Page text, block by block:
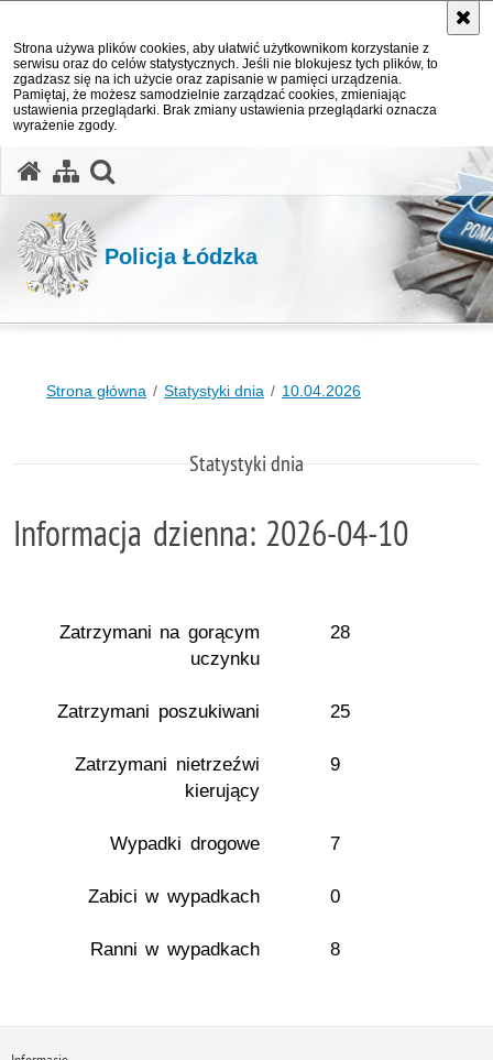
Strona używa plików cookies, aby ułatwić użytkownikom korzystanie z
serwisu oraz do celów statystycznych. Jeśli nie blokujesz tych plików, to
zgadzasz się na ich użycie oraz zapisanie w pamięci urządzenia.
Pamiętaj, że możesz samodzielnie zarządzać cookies, zmieniając
ustawienia przeglądarki. Brak zmiany ustawienia przeglądarki oznacza
wyrażenie zgody.
Policja Łódzka
Strona główna Statystyki dnia 10.04.2026
Statystyki dnia
Informacja dzienna: 2026-04-10
Zatrzymani na gorącym
uczynku
28
Zatrzymani poszukiwani 25
Zatrzymani nietrzeźwi
kierujący
9
Wypadki drogowe 7
Zabici w wypadkach 0
Ranni w wypadkach 8